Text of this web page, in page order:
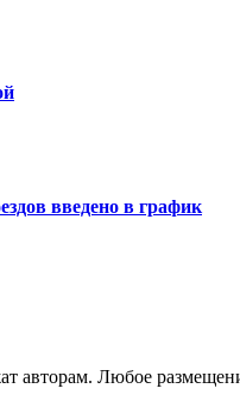
введено в график
Любое